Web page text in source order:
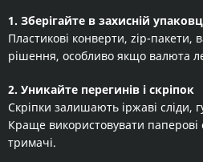
1. Зберігайте в захисній
Пластикові конверти, zip-пакети,
рішення, особливо якщо валюта
2. Уникайте перегинів і скріпок
Скріпки залишають іржаві сліди,
Краще використовувати паперові
тримачі.